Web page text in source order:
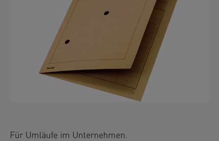
Für Umläufe im Unternehmen.